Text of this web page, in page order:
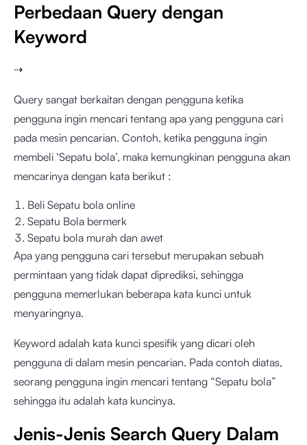
Perbedaan Query dengan
Keyword
⇢
Query sangat berkaitan dengan pengguna ketika
pengguna ingin mencari tentang apa yang pengguna cari
pada mesin pencarian. Contoh, ketika pengguna ingin
membeli ‘Sepatu bola’, maka kemungkinan pengguna akan
mencarinya dengan kata berikut :
Beli Sepatu bola online
Sepatu Bola bermerk
Sepatu bola murah dan awet
Apa yang pengguna cari tersebut merupakan sebuah
permintaan yang tidak dapat diprediksi, sehingga
pengguna memerlukan beberapa kata kunci untuk
menyaringnya.
Keyword adalah kata kunci spesifik yang dicari oleh
pengguna di dalam mesin pencarian. Pada contoh diatas,
seorang pengguna ingin mencari tentang “Sepatu bola”
sehingga itu adalah kata kuncinya.
Jenis-Jenis Search Query Dalam